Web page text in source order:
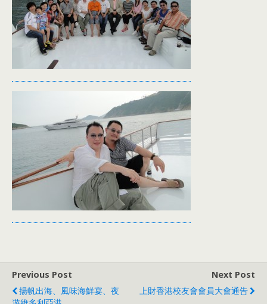
Previous Post
揚帆出海、風味海鮮宴、夜
Next Post
上財香港校友會會員大會通告